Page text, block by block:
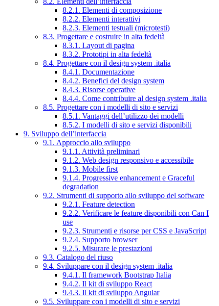
8.2.1. Elementi di composizione
8.2.2. Elementi interattivi
8.2.3. Elementi testuali (microtesti)
8.3. Progettare e costruire in alta fedeltà
8.3.1. Layout di pagina
8.3.2. Prototipi in alta fedeltà
8.4. Progettare con il design system .italia
8.4.1. Documentazione
8.4.2. Benefici del design system
8.4.3. Risorse operative
8.4.4. Come contribuire al design system .italia
8.5. Progettare con i modelli di sito e servizi
8.5.1. Vantaggi dell’utilizzo dei modelli
8.5.2. I modelli di sito e servizi disponibili
9. Sviluppo dell’interfaccia
9.1. Approccio allo sviluppo
9.1.1. Attività preliminari
9.1.2. Web design responsivo e accessibile
9.1.3. Mobile first
9.1.4. Progressive enhancement e Graceful
degradation
9.2. Strumenti di supporto allo sviluppo del software
9.2.1. Feature detection
9.2.2. Verificare le feature disponibili con Can I
use
9.2.3. Strumenti e risorse per CSS e JavaScript
9.2.4. Supporto browser
9.2.5. Misurare le prestazioni
9.3. Catalogo del riuso
9.4. Sviluppare con il design system .italia
9.4.1. Il framework Bootstrap Italia
9.4.2. Il kit di sviluppo React
9.4.3. Il kit di sviluppo Angular
9.5. Sviluppare con i modelli di sito e servizi